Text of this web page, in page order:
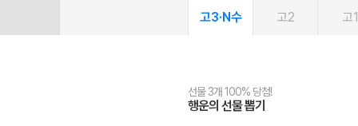
고3·N수 고2 고1
선물 3개 100% 당첨!
행운의 선물 뽑기
선물 100% 증정!
메가스터디 X 올리브
여름방학 스터디 캐시백
메가런 썸머스쿨
2027 러셀 단과
강사 공개선발
스마트러닝앱
설문 EVENT
메가패스
3일 무료 체험권
메가패스 수강생 무료혜택!
메가클럽 멤버십
사회공헌 캠페인
희망이룸 메가나눔